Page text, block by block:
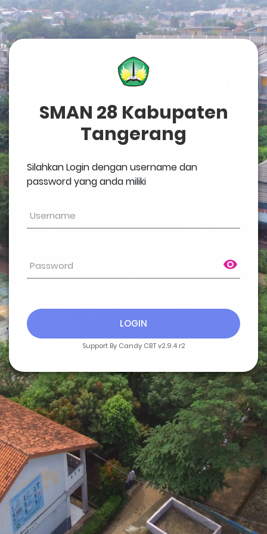
SMAN 28 Kabupaten
Tangerang
Silahkan Login dengan username dan
password yang anda miliki
LOGIN
Support By Candy CBT v2.9.4 r2